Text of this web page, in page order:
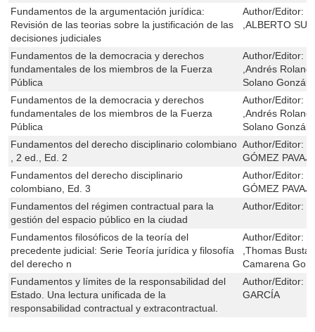
Fundamentos de la argumentación jurídica:
Revisión de las teorias sobre la justificación de las
decisiones judiciales
Author/Editor:
,ALBERTO
Fundamentos de la democracia y derechos
fundamentales de los miembros de la Fuerza
Pública
Author/Editor:
,Andrés
Solano
Fundamentos de la democracia y derechos
fundamentales de los miembros de la Fuerza
Pública
Author/Editor:
,Andrés
Solano
Fundamentos del derecho disciplinario colombiano
, 2 ed., Ed. 2
Author/Editor:
GÓMEZ
Fundamentos del derecho disciplinario
colombiano, Ed. 3
Author/Editor:
GÓMEZ
Fundamentos del régimen contractual para la
gestión del espacio público en la ciudad
Author/Editor:
Fundamentos filosóficos de la teoría del
precedente judicial: Serie Teoría jurídica y filosofía
del derecho n
Author/Editor:
,Thomas
Camarena
Fundamentos y límites de la responsabilidad del
Estado. Una lectura unificada de la
responsabilidad contractual y extracontractual.
Author/Editor:
GARCÍA